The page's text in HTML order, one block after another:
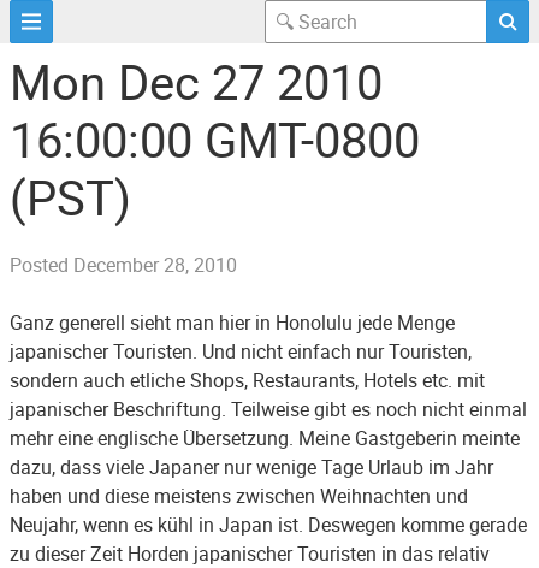
Mon Dec 27 2010
16:00:00 GMT-0800
(PST)
Posted December 28, 2010
Ganz generell sieht man hier in Honolulu jede Menge
japanischer Touristen. Und nicht einfach nur Touristen,
sondern auch etliche Shops, Restaurants, Hotels etc. mit
japanischer Beschriftung. Teilweise gibt es noch nicht einmal
mehr eine englische Übersetzung. Meine Gastgeberin meinte
dazu, dass viele Japaner nur wenige Tage Urlaub im Jahr
haben und diese meistens zwischen Weihnachten und
Neujahr, wenn es kühl in Japan ist. Deswegen komme gerade
zu dieser Zeit Horden japanischer Touristen in das relativ